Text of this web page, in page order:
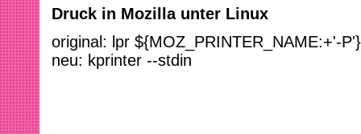
Druck in Mozilla unter Linux
original: lpr ${MOZ_PRINTER_NAME:+'-
neu: kprinter --stdin